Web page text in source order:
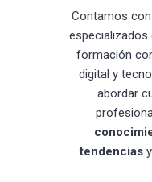
Contamos
especializados
formación
digital y
abordar
tendencias